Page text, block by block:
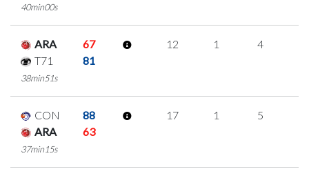
40min00s
ARA
67
T71
81
38min51s
12 1 4
CON
88
ARA
63
37min15s
17 1 5